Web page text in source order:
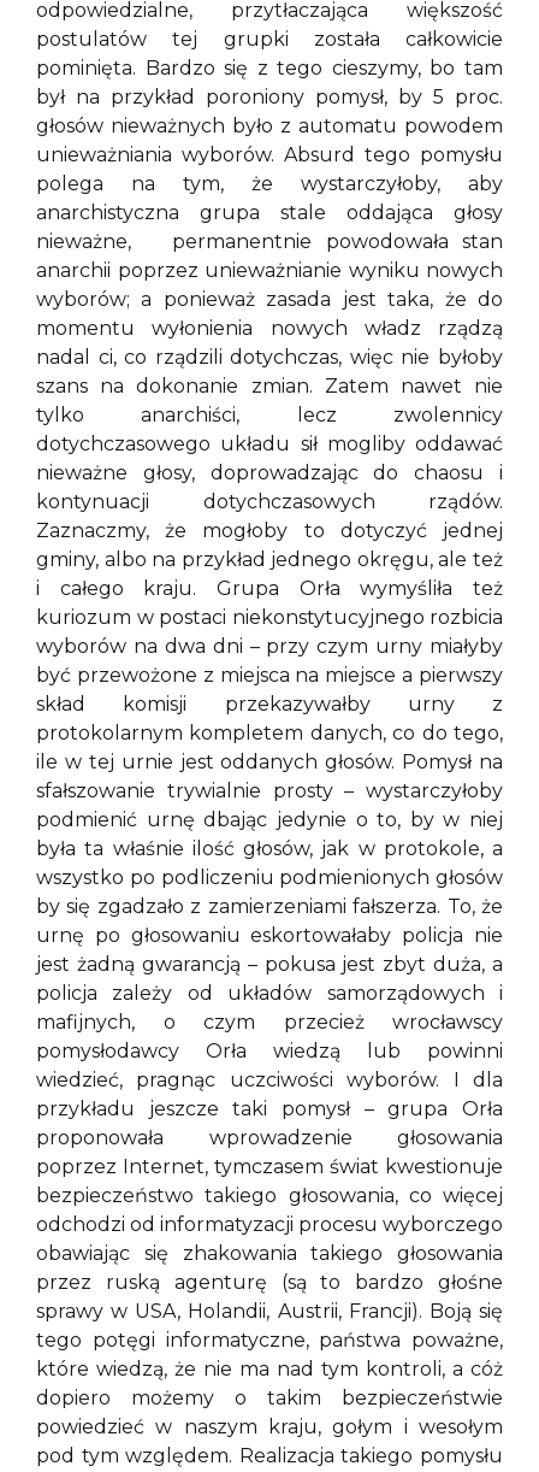
odpowiedzialne, przytłaczająca większość
postulatów tej grupki została całkowicie
pominięta. Bardzo się z tego cieszymy, bo tam
był na przykład poroniony pomysł, by 5 proc.
głosów nieważnych było z automatu powodem
unieważniania wyborów. Absurd tego pomysłu
polega na tym, że wystarczyłoby, aby
anarchistyczna grupa stale oddająca głosy
nieważne, permanentnie powodowała stan
anarchii poprzez unieważnianie wyniku nowych
wyborów; a ponieważ zasada jest taka, że do
momentu wyłonienia nowych władz rządzą
nadal ci, co rządzili dotychczas, więc nie byłoby
szans na dokonanie zmian. Zatem nawet nie
tylko anarchiści, lecz zwolennicy
dotychczasowego układu sił mogliby oddawać
nieważne głosy, doprowadzając do chaosu i
kontynuacji dotychczasowych rządów.
Zaznaczmy, że mogłoby to dotyczyć jednej
gminy, albo na przykład jednego okręgu, ale też
i całego kraju. Grupa Orła wymyśliła też
kuriozum w postaci niekonstytucyjnego rozbicia
wyborów na dwa dni – przy czym urny miałyby
być przewożone z miejsca na miejsce a pierwszy
skład komisji przekazywałby urny z
protokolarnym kompletem danych, co do tego,
ile w tej urnie jest oddanych głosów. Pomysł na
sfałszowanie trywialnie prosty – wystarczyłoby
podmienić urnę dbając jedynie o to, by w niej
była ta właśnie ilość głosów, jak w protokole, a
wszystko po podliczeniu podmienionych głosów
by się zgadzało z zamierzeniami fałszerza. To, że
urnę po głosowaniu eskortowałaby policja nie
jest żadną gwarancją – pokusa jest zbyt duża, a
policja zależy od układów samorządowych i
mafijnych, o czym przecież wrocławscy
pomysłodawcy Orła wiedzą lub powinni
wiedzieć, pragnąc uczciwości wyborów. I dla
przykładu jeszcze taki pomysł – grupa Orła
proponowała wprowadzenie głosowania
poprzez Internet, tymczasem świat kwestionuje
bezpieczeństwo takiego głosowania, co więcej
odchodzi od informatyzacji procesu wyborczego
obawiając się zhakowania takiego głosowania
przez ruską agenturę (są to bardzo głośne
sprawy w USA, Holandii, Austrii, Francji). Boją się
tego potęgi informatyczne, państwa poważne,
które wiedzą, że nie ma nad tym kontroli, a cóż
dopiero możemy o takim bezpieczeństwie
powiedzieć w naszym kraju, gołym i wesołym
pod tym względem. Realizacja takiego pomysłu